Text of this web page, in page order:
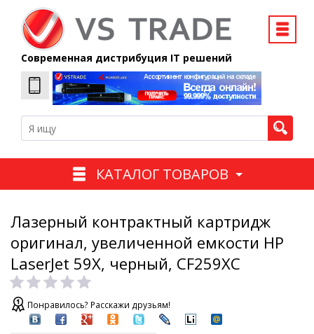
Современная дистрибуция IT решений
КАТАЛОГ ТОВАРОВ
Лазерный контрактный картридж
оригинал, увеличенной емкости HP
LaserJet 59X, черный, CF259XC
Понравилось? Расскажи друзьям!